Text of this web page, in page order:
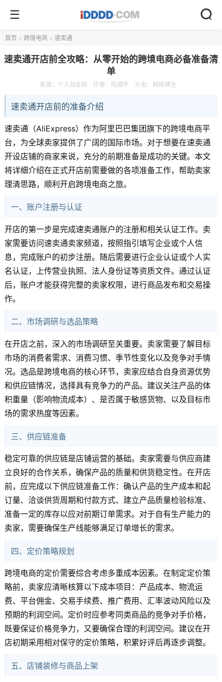
首页 > 跨境电商 > 速卖通
速卖通开店前全攻略：从零开始的跨境电商必备准备清
单
来源： 个人创业网 作者：陈国平 头衔：网络博主
速卖通开店前的准备介绍
速卖通（AliExpress）作为阿里巴巴集团旗下的跨境电商平
台，为全球卖家提供了广阔的国际市场。对于想要在速卖通
开设店铺的商家来说，充分的前期准备是成功的关键。本文
将详细介绍在正式开店前需要做的各项准备工作，帮助卖家
理清思路，顺利开启跨境电商之旅。
一、账户注册与认证
开店的第一步是完成速卖通账户的注册和相关认证工作。卖
家需要访问速卖通卖家频道，按照指引填写企业或个人信
息，完成账户的初步注册。随后需要进行企业认证或个人实
名认证，上传营业执照、法人身份证等资质文件。通过认证
后，账户才能获得完整的卖家权限，进行商品发布和交易操
作。
二、市场调研与选品策略
在开店之前，深入的市场调研至关重要。卖家需要了解目标
市场的消费者需求、消费习惯、季节性变化以及竞争对手情
况。选品是跨境电商的核心环节，卖家应结合自身资源优势
和供应链情况，选择具有竞争力的产品。建议关注产品的体
积重量（影响物流成本）、是否属于敏感货物、以及目标市
场的需求热度等因素。
三、供应链准备
稳定可靠的供应链是店铺运营的基础。卖家需要与供应商建
立良好的合作关系，确保产品的质量和供货稳定性。在开店
前，应完成以下供应链准备工作：确认产品的生产成本和起
订量、洽谈供货周期和付款方式、建立产品质量检验标准、
准备一定的库存以应对前期订单需求。对于自有生产能力的
卖家，需要确保生产线能够满足订单增长的需求。
四、定价策略规划
跨境电商的定价需要综合考虑多重成本因素。在制定定价策
略前，卖家应清晰核算以下成本项目：产品成本、物流运
费、平台佣金、交易手续费、推广费用、汇率波动风险以及
预期的利润空间。定价时应参考同类商品的竞争对手价格，
既要保证价格竞争力，又要确保合理的利润空间。建议在开
店初期采用相对保守的定价策略，积累好评后再逐步调整。
五、店铺装修与商品上架